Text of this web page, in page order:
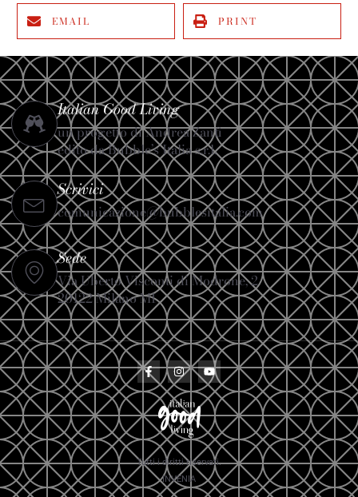
EMAIL PRINT
Italian Good Living
un progetto di Andrea Zanfi
edito da Bubble’s Italia s.r.l.
Scrivici
comunicazione@bubblesitalia.com
Sede
Via Uberto Visconti di Modrone, 2
20122 Milano MI
Tutti i diritti riservati.
INVENIA